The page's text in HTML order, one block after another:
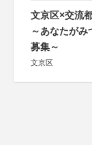
協賛：株式会社実
文京区×交流
～あなたがみ
募集～
文京区